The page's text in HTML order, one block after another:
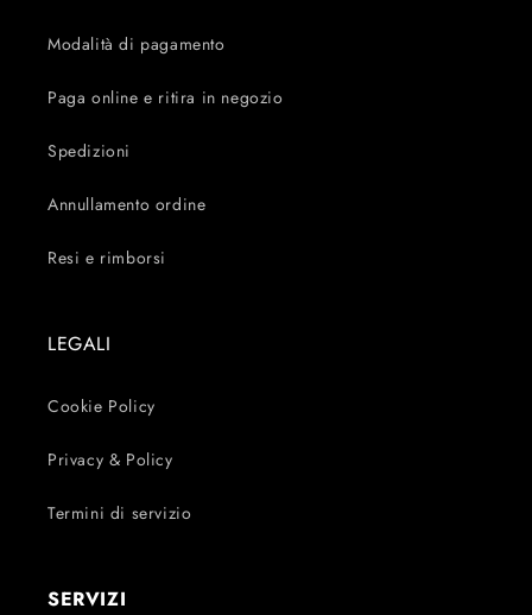
Modalità di pagamento
Paga online e ritira in negozio
Spedizioni
Annullamento ordine
Resi e rimborsi
LEGALI
Cookie Policy
Privacy & Policy
Termini di servizio
SERVIZI